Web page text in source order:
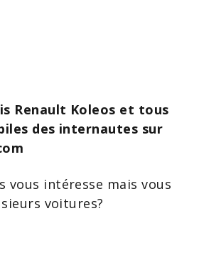
Renault Koleos et tous
des internautes sur
vous intéresse mais vous
voitures?